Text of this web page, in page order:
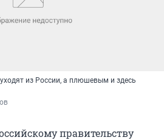
из России, а плюшевым и здесь
правительству